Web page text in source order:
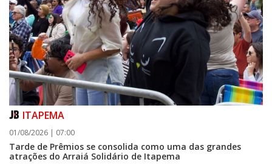
ITAPEMA
01/08/2026 | 07:00
Tarde de Prêmios se consolida como uma das grandes
atrações do Arraiá Solidário de Itapema